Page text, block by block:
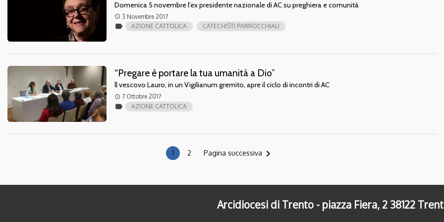
Domenica 5 novembre l'ex presidente nazionale di AC su preghiera e comunità
access_time 3 Novembre 2017
label AZIONE CATTOLICA CATECHISTI PARROCCHIALI
“Pregare è portare la tua umanità a Dio”
ll vescovo Lauro, in un Vigilianum gremito, apre il ciclo di incontri di AC
access_time 7 Ottobre 2017
label AZIONE CATTOLICA
1 2 Pagina successiva navigate_next
Arcidiocesi di Trento - piazza Fiera, 2 38122